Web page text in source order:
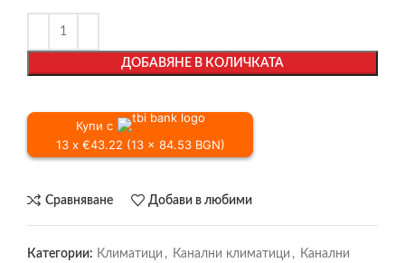
ДОБАВЯНЕ В КОЛИЧКАТА
Купи с
13 x €43.22 (13 x 84.53 BGN)
Сравняване Добави в любими
Категории: Климатици , Канални климатици , Канални